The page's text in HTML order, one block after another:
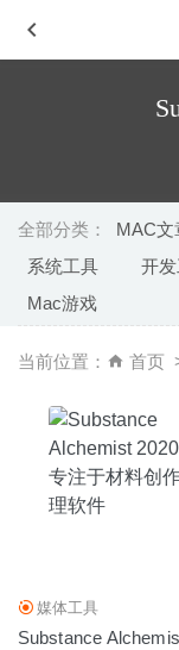
全部分类： MAC文
系统工具
开
Mac游戏
当前位置： 首页
媒体工具
Substance
09-12
XYLIO
微信小助手
多开 2020-05-07
Hasher 1.4 – 哈
TinyCal(小历)